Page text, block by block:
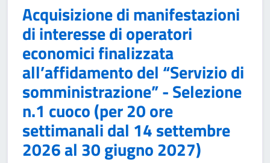
Acquisizione di manifestazioni
di interesse di operatori
economici finalizzata
all’affidamento del “Servizio di
somministrazione” - Selezione
n.1 cuoco (per 20 ore
settimanali dal 14 settembre
2026 al 30 giugno 2027)